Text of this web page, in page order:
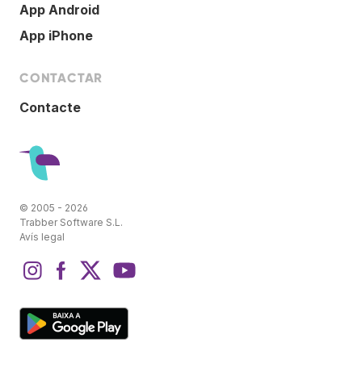
App Android
App iPhone
CONTACTAR
Contacte
© 2005 - 2026
Trabber Software S.L.
Avís legal